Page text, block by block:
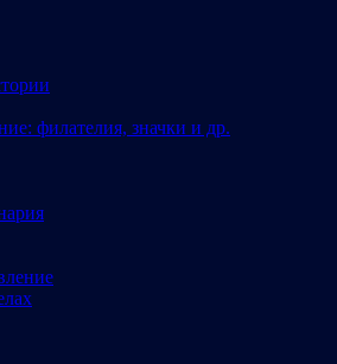
филателия, значки и др.